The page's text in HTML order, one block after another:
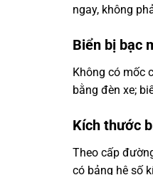
ngay, không
Biển bị bạc
Không có mốc
bằng đèn xe;
Kích thước
Theo cấp
có bảng hệ số